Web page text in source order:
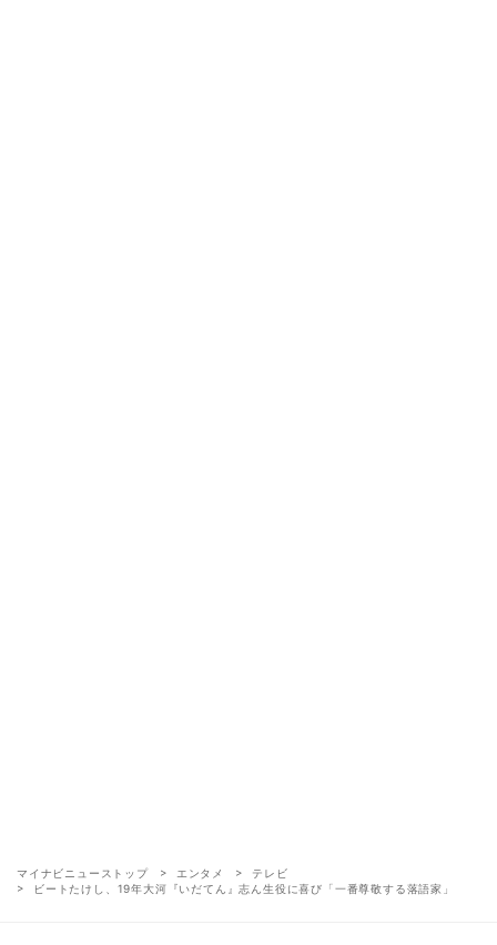
マイナビニューストップ エンタメ
テレビ
ビートたけし、19年大河『いだてん』志ん生役に喜び「一番尊敬する落語家」